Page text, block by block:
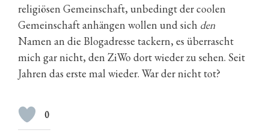
religiösen Gemeinschaft, unbedingt der coolen
Gemeinschaft anhängen wollen und sich den
Namen an die Blogadresse tackern, es überrascht
mich gar nicht, den ZiWo dort wieder zu sehen. Seit
Jahren das erste mal wieder. War der nicht tot?
0